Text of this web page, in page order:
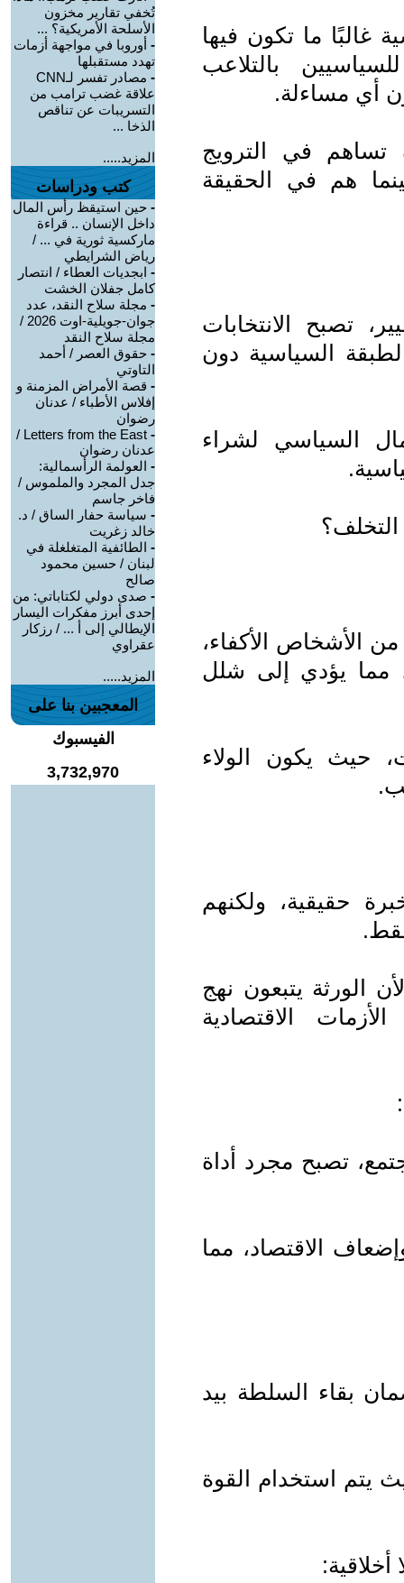
غالبًا ما تكون فيها
بالتلاعب
أي مساءلة.
تساهم في الترويج
هم في الحقيقة
تصبح الانتخابات
السياسية دون
السياسي لشراء
التخلف؟
من الأشخاص الأكفاء،
مما يؤدي إلى شلل
حيث يكون الولاء
حقيقية، ولكنهم
الورثة يتبعون نهج
الاقتصادية
تصبح مجرد أداة
الاقتصاد، مما
بقاء السلطة بيد
يتم استخدام القوة
أخلاقية:
تُخفي تقارير مخزون
الأسلحة الأمريكية؟ ...
- أوروبا في مواجهة أزمات
تهدد مستقبلها
-
مصادر تفسر لـCNN
علاقة غضب ترامب من
التسريبات عن تناقص
الذخا ...
المزيد.....
كتب ودراسات
- حين استيقظ رأس المال
داخل الإنسان .. قراءة
ماركسية ثورية في ... /
رياض الشرايطي
- ابجديات العطاء / انتصار
كامل جفلان الخشت
- مجلة سلاح النقد، عدد
جوان-جويلية-اوت 2026 /
مجلة سلاح النقد
- حقوق العصر / أحمد
التاوتي
- قصة الأمراض المزمنة و
إفلاس الأطباء / عدنان
رضوان
-
Letters from the East /
عدنان رضوان
- العولمة الرأسمالية:
جدل المجرد والملموس /
فاخر جاسم
- سياسة حفار الساق / د.
خالد زغريت
- الطائفية المتغلغلة في
لبنان / حسين محمود
صالح
- صدى دولي لكتاباتي: من
إحدى أبرز مفكرات اليسار
الإيطالي إلى أ ... / رزكار
عقراوي
المزيد.....
المعجبين بنا على
الفيسبوك
3,732,970